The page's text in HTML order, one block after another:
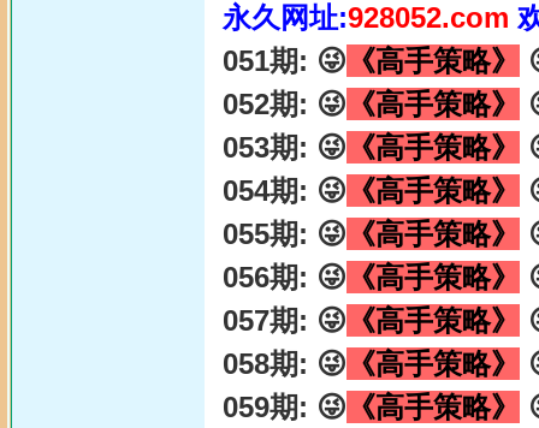
永久网址:928052.com
051期: 😜 《高手策略》
052期: 😜 《高手策略》
053期: 😜 《高手策略》
054期: 😜 《高手策略》
055期: 😜 《高手策略》
056期: 😜 《高手策略》
057期: 😜 《高手策略》
058期: 😜 《高手策略》
059期: 😜 《高手策略》